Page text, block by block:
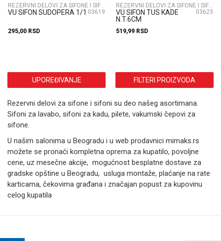
03619
VU SIFON SUDOPERA 1/1
295,00 RSD
03623
VU SIFON TUS KADE
N.T.6CM
519,99 RSD
UPOREĐIVANJE FILTERI PROIZVODA
Rezervni delovi za sifone i sifoni su deo našeg asortimana.
Sifoni za lavabo, sifoni za kadu, pilete, vakumski čepovi za
sifone.
U našim salonima u Beogradu i u web prodavnici mimaks.rs
možete se pronaći kompletna oprema za kupatilo, povoljne
cene, uz mesečne akcije, mogućnost besplatne dostave za
gradske opštine u Beogradu, usluga montaže, plaćanje na rate
karticama, čekovima građana i značajan popust za kupovinu
celog kupatila